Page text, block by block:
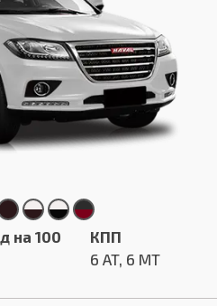
на 100
КПП
6 AT, 6 MT